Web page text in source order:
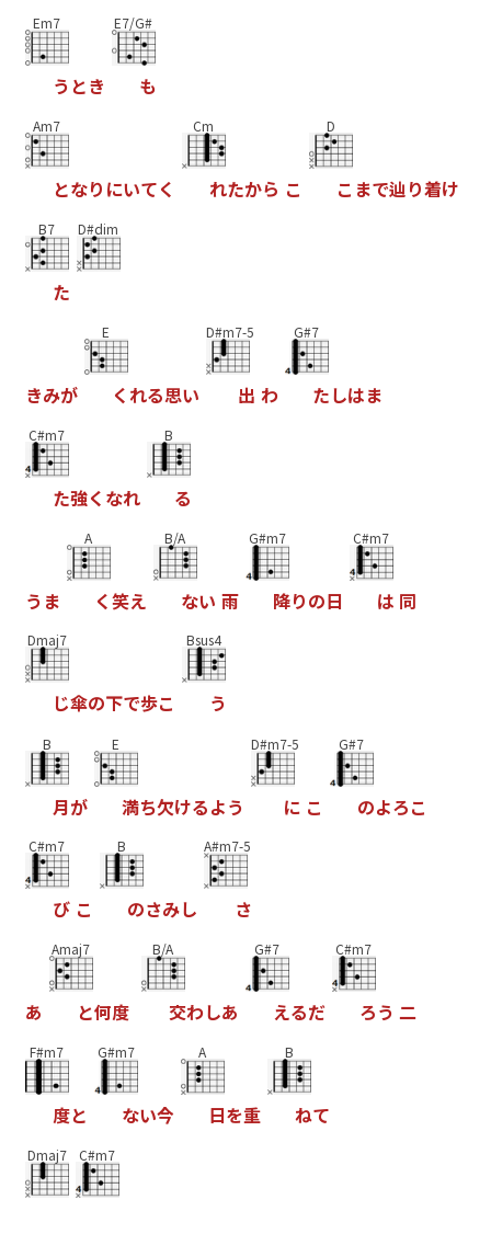
Em7
う とき
E7/G#
も
Am7
となり にいてく
Cm
れたから こ
D
こ まで辿り着け
B7
た
D#dim
きみが
E
く れる思い
D#m7-5
出 わ
G#7
たしはま
C#m7
た強く なれ
B
る
う ま
A
く笑え
B/A
ない 雨
G#m7
降りの日
C#m7
は 同
Dmaj7
じ傘の下で歩こ
Bsus4
う
B
月が
E
満ち欠けるよう
D#m7-5
に こ
G#7
のよろこ
C#m7
び こ
B
のさみし
A#m7-5
さ
あ
Amaj7
と何度
B/A
交わしあ
G#7
えるだ
C#m7
ろう 二
F#m7
度と
G#m7
ない今
A
日を重
B
ねて
Dmaj7 C#m7